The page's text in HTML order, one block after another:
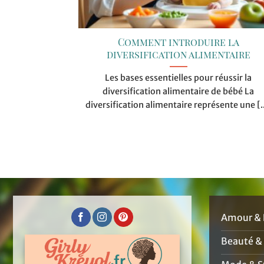
Comment introduire la
diversification alimentaire
Les bases essentielles pour réussir la
diversification alimentaire de bébé La
diversification alimentaire représente une
Amour &
Beauté